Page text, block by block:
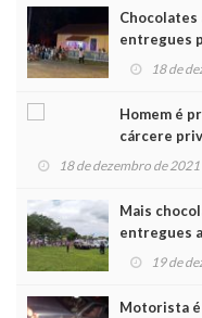
Chocolates
entregues
Noel 18 de
Homem é
cárcere
18 de dezembro de 2021
Mais
entregues
19 de
Motorista é